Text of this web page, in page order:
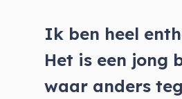
Ik ben heel
Het is een jong
waar anders